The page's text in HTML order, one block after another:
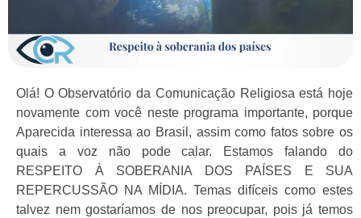
Olá! O Observatório da Comunicação Religiosa está hoje
novamente com você neste programa importante, porque
Aparecida interessa ao Brasil, assim como fatos sobre os
quais a voz não pode calar. Estamos falando do
RESPEITO À SOBERANIA DOS PAÍSES E SUA
REPERCUSSÃO NA MÍDIA. Temas difíceis como estes
talvez nem gostaríamos de nos preocupar, pois já temos